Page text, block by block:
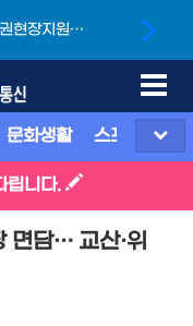
현장지원단’
문화생활 스포츠 지
립니다.
면담… 교산·위